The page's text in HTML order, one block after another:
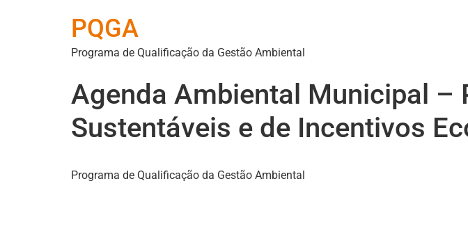
PQGA
Programa de Qualificação da Gestão Ambiental
Agenda Ambiental Municipal –
Sustentáveis e de Incentivos
Programa de Qualificação da Gestão Ambiental